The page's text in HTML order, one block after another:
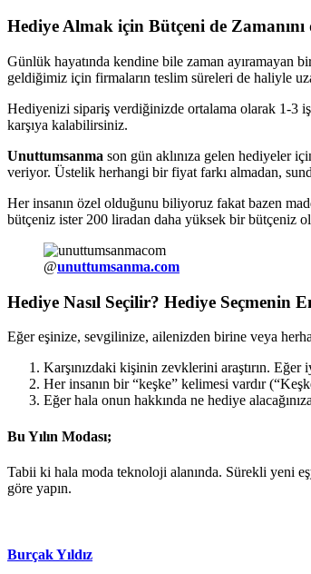
Hediye Almak için Bütçeni de
Günlük hayatında kendine bile zaman ayıramayan
geldiğimiz için firmaların teslim süreleri de haliyle
Hediyenizi sipariş verdiğinizde ortalama olarak 1-3
karşıya kalabilirsiniz.
Unuttumsanma son gün aklınıza gelen hediyeler
veriyor. Üstelik herhangi bir fiyat farkı almadan,
Her insanın özel olduğunu biliyoruz fakat bazen
bütçeniz ister 200 liradan daha yüksek bir bütçeniz
@unuttumsanma.com
Hediye Nasıl Seçilir? Hediye Seçmenin
Eğer eşinize, sevgilinize, ailenizden birine veya
Karşınızdaki kişinin zevklerini araştırın.
Her insanın bir “keşke” kelimesi vardır
Eğer hala onun hakkında ne hediye
Bu Yılın Modası;
Tabii ki hala moda teknoloji alanında. Sürekli yeni
göre yapın.
Burçak Yıldız